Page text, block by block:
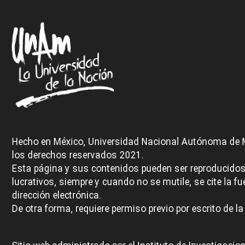
Hecho en México, Universidad Nacional Autónoma de
los derechos reservados 2021.
Esta página y sus contenidos pueden ser
lucrativos, siempre y cuando no se mutile, se cite la
dirección electrónica.
De otra forma, requiere permiso previo por escrito de